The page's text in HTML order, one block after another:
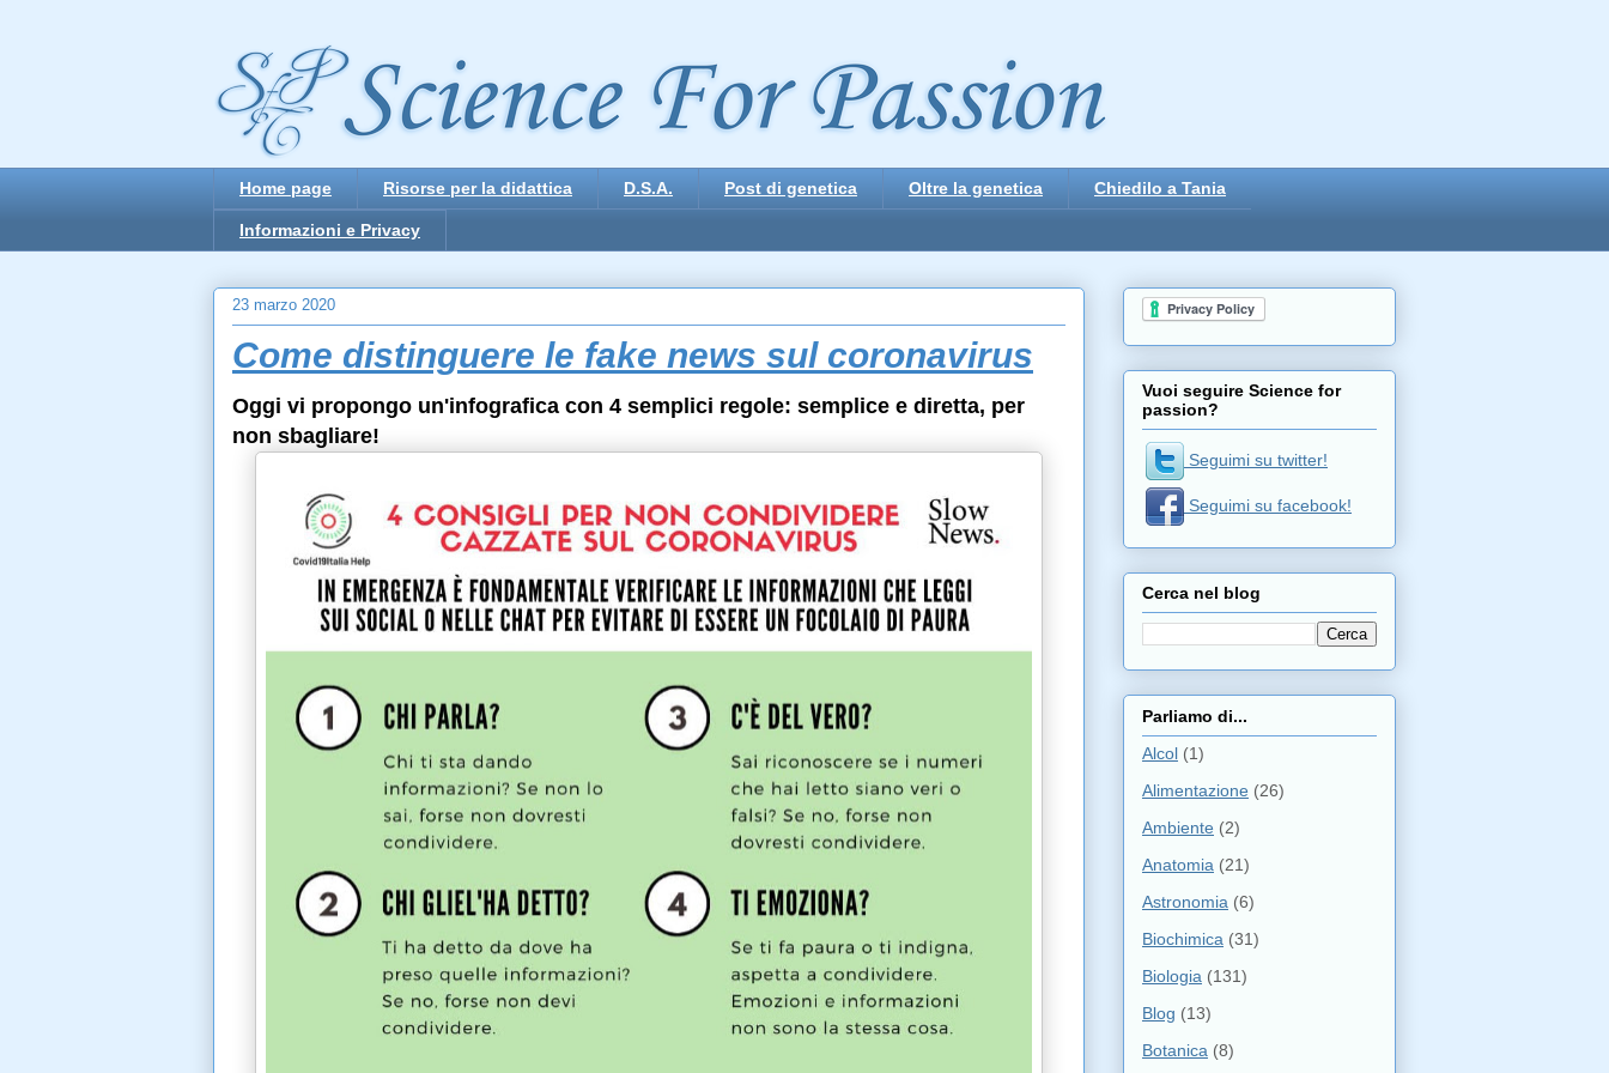
Home page Risorse per la didattica D.S.A. Post di genetica Oltre la genetica Chiedilo a Tania
Informazioni e Privacy
23 marzo 2020
Come distinguere le fake news sul coronavirus
Oggi vi propongo un'infografica con 4 semplici regole: semplice e diretta, per
non sbagliare!
placeholder
Vuoi seguire Science for
passion?
Seguimi su twitter!
Seguimi su facebook!
Cerca nel blog
Parliamo di...
Alcol (1)
Alimentazione (26)
Ambiente (2)
Anatomia (21)
Astronomia (6)
Biochimica (31)
Biologia (131)
Blog (13)
Botanica (8)